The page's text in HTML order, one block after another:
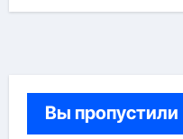
Вы пропустили